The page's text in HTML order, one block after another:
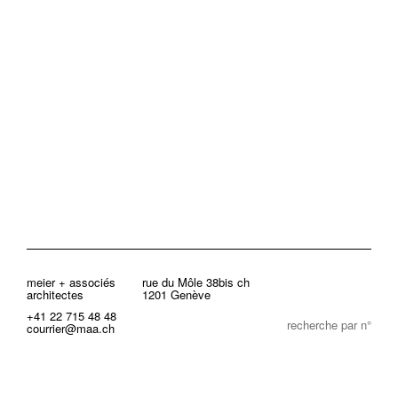
meier + associés
architectes
rue du Môle 38bis ch
1201 Genève
+41 22 715 48 48
courrier@maa.ch recherche par n°